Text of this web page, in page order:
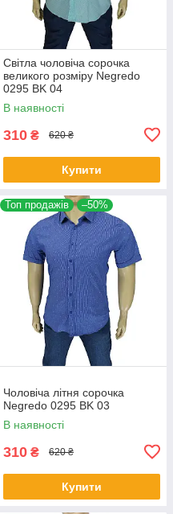
Світла чоловіча сорочка
великого розміру Negredo
0295 BK 04
В наявності
310 ₴ 620 ₴
Купити
Топ продажів –50%
Чоловіча літня сорочка
Negredo 0295 BK 03
В наявності
310 ₴ 620 ₴
Купити